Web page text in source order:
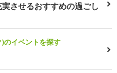
させるおすすめの過ごし
のイベントを探す